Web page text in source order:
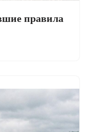
правила